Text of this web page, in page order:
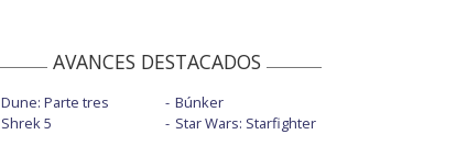
AVANCES DESTACADOS
Dune: Parte tres
Shrek 5
Búnker
Star Wars: Starfighter